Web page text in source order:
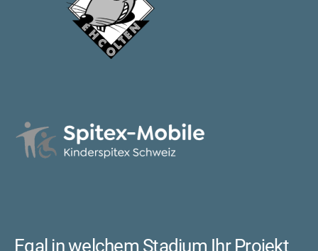
Egal in welchem Sta­dium Ihr Projekt